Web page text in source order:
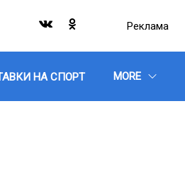
Реклама
НА СПОРТ MORE